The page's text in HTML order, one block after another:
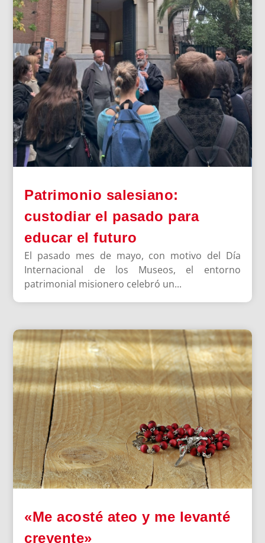
Patrimonio salesiano:
custodiar el pasado para
educar el futuro
El pasado mes de mayo, con motivo del Día
Internacional de los Museos, el entorno
patrimonial misionero celebró un...
«Me acosté ateo y me levanté
creyente»